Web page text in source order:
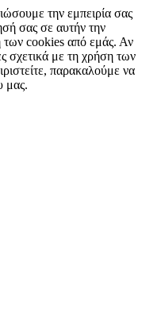
την εμπειρία σας
σας σε αυτήν την
των cookies από εμάς. Αν
σχετικά με τη χρήση των
παρακαλούμε να
μας.